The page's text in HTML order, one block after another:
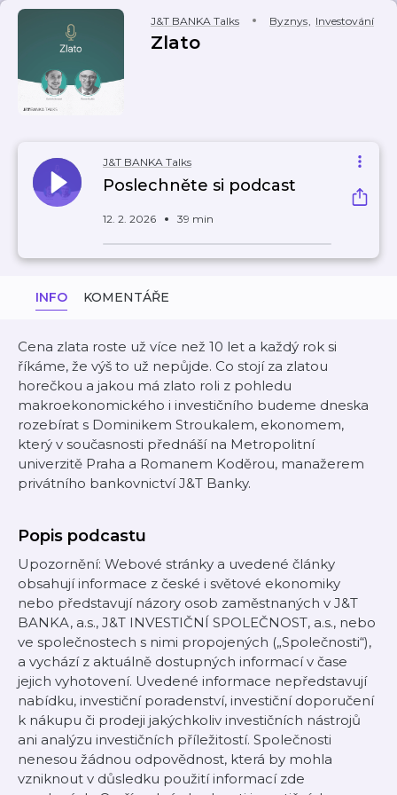
J&T BANKA Talks Byznys, Investování
Zlato
J&T BANKA Talks
Poslechněte si podcast
12. 2. 2026 39 min
INFO KOMENTÁŘE
Cena zlata roste už více než 10 let a každý rok si
říkáme, že výš to už nepůjde. Co stojí za zlatou
horečkou a jakou má zlato roli z pohledu
makroekonomického i investičního budeme dneska
rozebírat s Dominikem Stroukalem, ekonomem,
který v současnosti přednáší na Metropolitní
univerzitě Praha a Romanem Koděrou, manažerem
privátního bankovnictví J&T Banky.
Popis podcastu
Upozornění: Webové stránky a uvedené články
obsahují informace z české i světové ekonomiky
nebo představují názory osob zaměstnaných v J&T
BANKA, a.s., J&T INVESTIČNÍ SPOLEČNOST, a.s., nebo
ve společnostech s nimi propojených („Společnosti“),
a vychází z aktuálně dostupných informací v čase
jejich vyhotovení. Uvedené informace nepředstavují
nabídku, investiční poradenství, investiční doporučení
k nákupu či prodeji jakýchkoliv investičních nástrojů
ani analýzu investičních příležitostí. Společnosti
nenesou žádnou odpovědnost, která by mohla
vzniknout v důsledku použití informací zde